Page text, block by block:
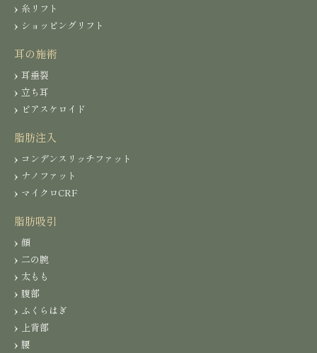
糸リフト
ショッピングリフト
耳の施術
耳垂裂
立ち耳
ピアスケロイド
脂肪注入
コンデンスリッチファット
ナノファット
マイクロCRF
脂肪吸引
顔
二の腕
太もも
腹部
ふくらはぎ
上背部
腰